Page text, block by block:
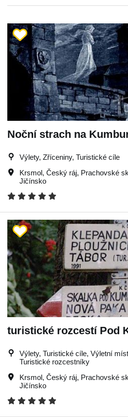
Noční strach na
Výlety, Zříceniny, Turistické cíle
Krsmol, Český ráj, Prachovské
Jičínsko
turistické rozcestí Pod
Výlety, Turistické cíle, Výletní
Turistické rozcestníky
Krsmol, Český ráj, Prachovské
Jičínsko